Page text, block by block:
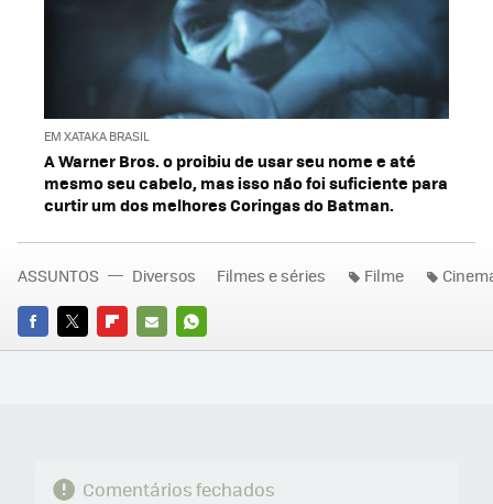
EM XATAKA BRASIL
A Warner Bros. o proibiu de usar seu nome e até
mesmo seu cabelo, mas isso não foi suficiente para
curtir um dos melhores Coringas do Batman.
FACEBOOK
TWITTERFLIPBOARD
E-
WHATSAPP
ASSUNTOS Diversos Filmes e séries Filme
Comentários fechados